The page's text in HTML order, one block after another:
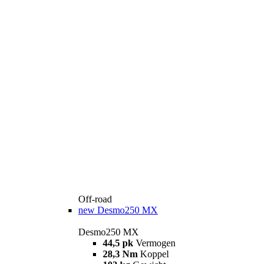
Off-road
new Desmo250 MX
Desmo250 MX
44,5 pk Vermogen
28,3 Nm Koppel